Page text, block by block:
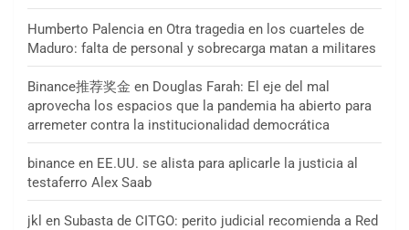
Humberto Palencia en Otra tragedia en los cuarteles de
Maduro: falta de personal y sobrecarga matan a militares
Binance推荐奖金 en Douglas Farah: El eje del mal
aprovecha los espacios que la pandemia ha abierto para
arremeter contra la institucionalidad democrática
binance en EE.UU. se alista para aplicarle la justicia al
testaferro Alex Saab
jkl en Subasta de CITGO: perito judicial recomienda a Red